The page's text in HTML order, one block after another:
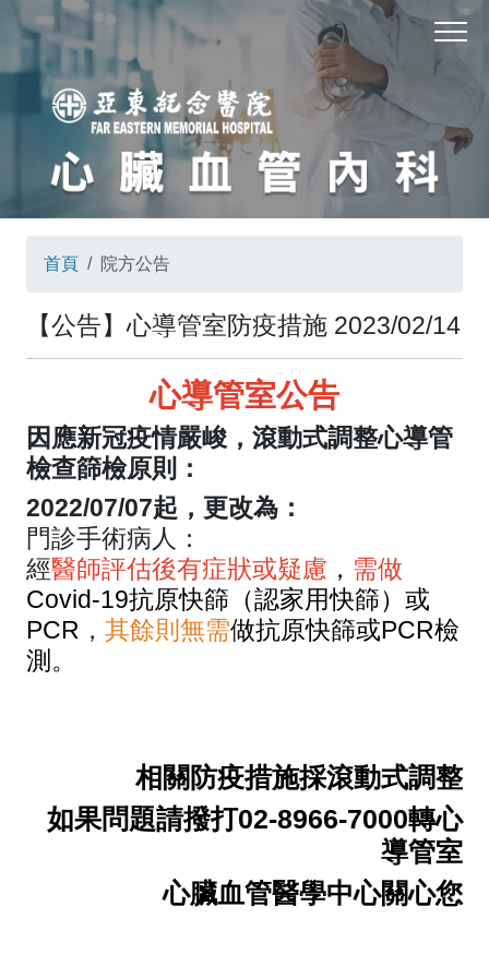
首頁 院方公告
【公告】心導管室防疫措施 2023/02/14
心導管室公告
因應新冠疫情嚴峻，滾動式調整心導管
檢查篩檢原則：
2022/07/07起，更改為：
門診手術病人：
經醫師評估後有症狀或疑慮 ， 需做
Covid-19抗原快篩（認家用快篩）或
PCR ， 其餘則無需做抗原快篩或PCR檢
測。
相關防疫措施採滾動式調整
如果問題請撥打02-8966-7000轉心
導管室
心臟血管醫學中心關心您